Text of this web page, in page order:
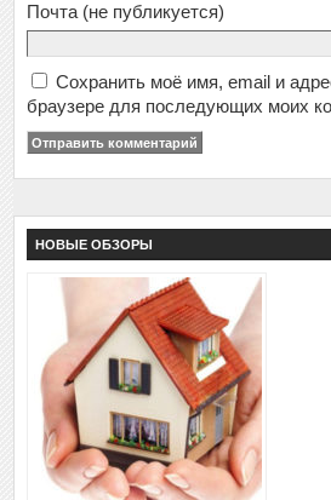
Почта (не публикуется)
Сохранить моё имя, email и
браузере для последующих моих
НОВЫЕ ОБЗОРЫ